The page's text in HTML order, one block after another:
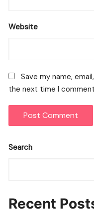
Website
Save my name,
the next time I
Search
Recent